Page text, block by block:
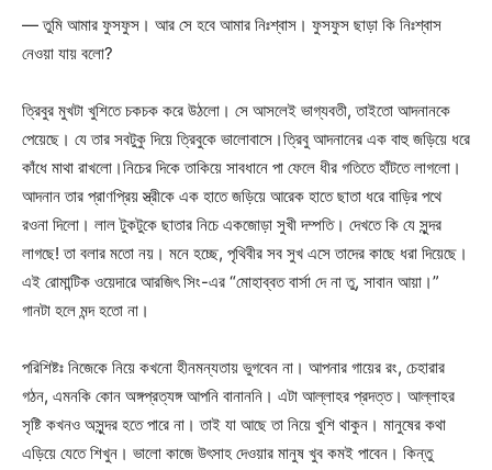
— তুমি আমার ফুসফুস। আর সে হবে আমার নিঃশ্বাস। ফুসফুস ছাড়া কি নিঃশ্বাস
নেওয়া যায় বলো?
ত্রিবুর মুখটা খুশিতে চকচক করে উঠলো। সে আসলেই ভাগ্যবতী, তাইতো আদনানকে
পেয়েছে। যে তার সবটুকু দিয়ে ত্রিবুকে ভালোবাসে।ত্রিবু আদনানের এক বাহু জড়িয়ে ধরে
কাঁধে মাথা রাখলো।নিচের দিকে তাকিয়ে সাবধানে পা ফেলে ধীর গতিতে হাঁটতে লাগলো।
আদনান তার প্রাণপ্রিয় স্ত্রীকে এক হাতে জড়িয়ে আরেক হাতে ছাতা ধরে বাড়ির পথে
রওনা দিলো। লাল টুকটুকে ছাতার নিচে একজোড়া সুখী দম্পতি। দেখতে কি যে সুন্দর
লাগছে! তা বলার মতো নয়। মনে হচ্ছে, পৃথিবীর সব সুখ এসে তাদের কাছে ধরা দিয়েছে।
এই রোমান্টিক ওয়েদারে আরজিৎ সিং-এর “মোহাব্বত বার্সা দে না তু, সাবান আয়া।”
গানটা হলে মন্দ হতো না।
পরিশিষ্টঃ নিজেকে নিয়ে কখনো হীনমন্যতায় ভুগবেন না। আপনার গায়ের রং, চেহারার
গঠন, এমনকি কোন অঙ্গপ্রত্যঙ্গ আপনি বানাননি। এটা আল্লাহর প্রদত্ত। আল্লাহর
সৃষ্টি কখনও অসুন্দর হতে পারে না। তাই যা আছে তা নিয়ে খুশি থাকুন। মানুষের কথা
এড়িয়ে যেতে শিখুন। ভালো কাজে উৎসাহ দেওয়ার মানুষ খুব কমই পাবেন। কিন্তু